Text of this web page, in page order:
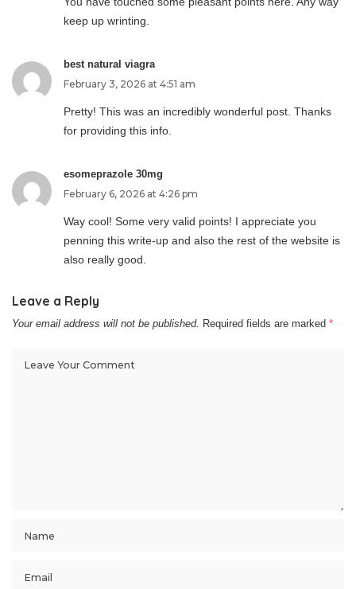
keep up wrinting.
best natural viagra
February 3, 2026 at 4:51 am
Pretty! This was an incredibly wonderful post. Thanks
for providing this info.
esomeprazole 30mg
February 6, 2026 at 4:26 pm
Way cool! Some very valid points! I appreciate you
penning this write-up and also the rest of the website is
also really good.
Leave a Reply
Your email address will not be published. Required fields are marked *